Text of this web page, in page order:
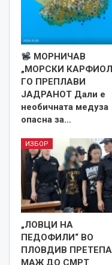
МОРНИЧАВ
„МОРСКИ
ГО ПРЕПЛАВИ
ЈАДРАНОТ Дали е
необичната медуза
опасна за…
ИЗБОР
„ЛОВЦИ НА
ПЕДОФИЛИ“ ВО
ПЛОВДИВ
МАЖ ДО СМРТ